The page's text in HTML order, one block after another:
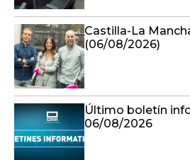
Castilla-La
(06/08/2026)
Último boletín
06/08/2026